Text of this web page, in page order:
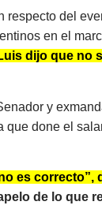
respecto del
en el
dijo que no
y
que done el
es correcto”,
de lo que